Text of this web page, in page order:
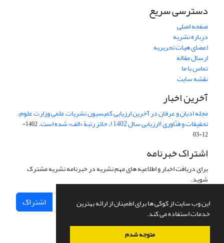
این وب سایت از کوکی ها برای اطمینان از ارائه بهترین
خدمات استفاده می کند.
متوجه شدم
دسترسی سریع
صفحه اصلی
درباره نشریه
اعضای هیات تحریریه
ارسال مقاله
تماس با ما
نقشه سایت
آخرین اخبار
مجله ادیان و عرفان در آخرین ارزیابی کمیسیون نشریات علمی وزارت علوم،
تحقیقات و فنّاوری (ارزیابی سال 1402)، حائز رتبة «الف» شده است.
1402-
12-03
اشتراک خبرنامه
برای دریافت اخبار و اطلاعیه های مهم نشریه در خبرنامه نشریه مشترک
شوید.
اشتراک